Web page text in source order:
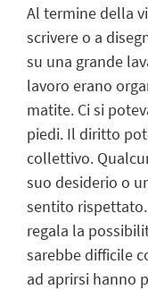
Al termine della
scrivere o a
su una grande
lavoro erano
matite. Ci si
piedi. Il diritto
collettivo.
suo desiderio o
sentito
regala la
sarebbe difficile
ad aprirsi hanno